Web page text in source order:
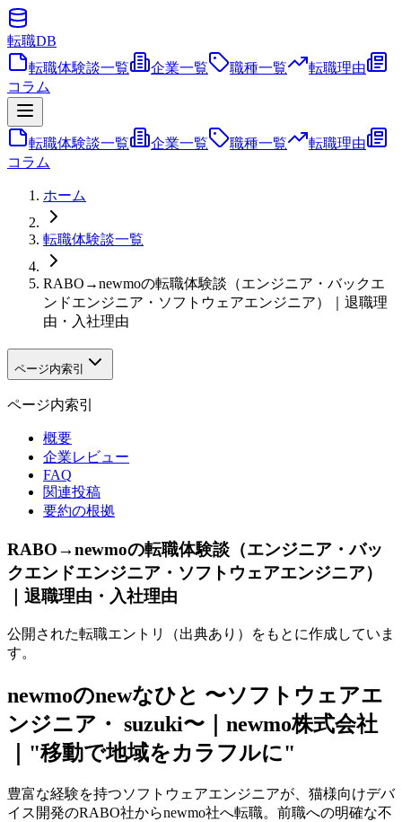
転職DB
転職体験談一覧
企業一覧 職種一覧
転職理由
コラム
転職体験談一覧 企業一覧 職種一覧
転職理由
コラム
ホーム
転職体験談一覧
RABO→newmoの転職体験談（エンジニア・バックエ
ンドエンジニア・ソフトウェアエンジニア）｜退職理
由・入社理由
ページ内索引
ページ内索引
概要
企業レビュー
FAQ
関連投稿
要約の根拠
RABO→newmoの転職体験談（エンジニア・バッ
クエンドエンジニア・ソフトウェアエンジニア）
｜退職理由・入社理由
公開された転職エントリ（出典あり）をもとに作成していま
す。
newmoのnewなひと 〜ソフトウェアエ
ンジニア・ suzuki〜｜newmo株式会社
｜"移動で地域をカラフルに"
豊富な経験を持つソフトウェアエンジニアが、猫様向けデバ
イス開発のRABO社からnewmo社へ転職。前職への明確な不